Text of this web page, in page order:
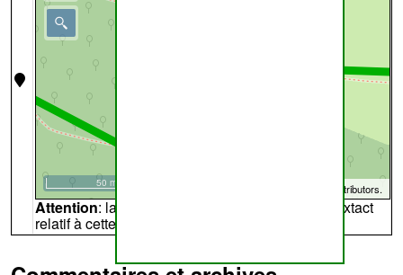
contributors.
50 m
Attention: la carte peut ne pas refléter l'endroit extact
relatif à cette archive